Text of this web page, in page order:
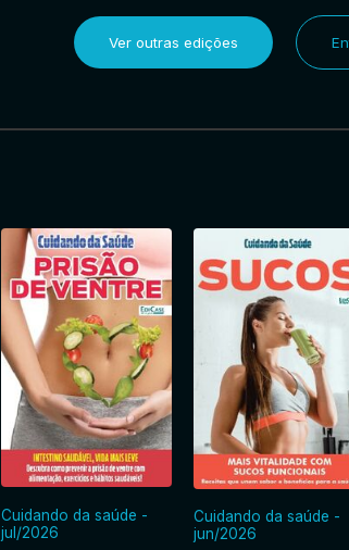
Ver outras edições
Cuidando da saúde -
jul/2026
Cuidando da saúde -
jun/2026